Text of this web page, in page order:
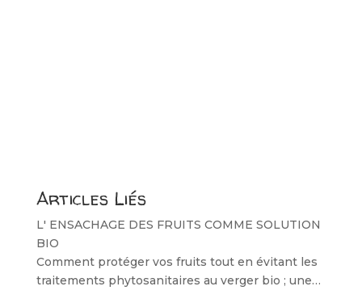
Articles Liés
L' ENSACHAGE DES FRUITS COMME SOLUTION
BIO
Comment protéger vos fruits tout en évitant les
traitements phytosanitaires au verger bio ; une…